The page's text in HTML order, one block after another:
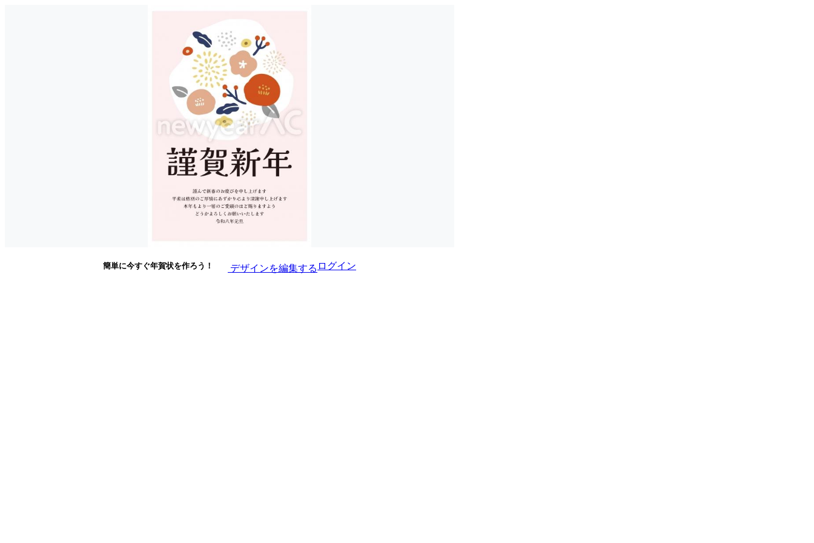
簡単に今すぐ年賀状を作ろう！ デザインを編集する ログイン